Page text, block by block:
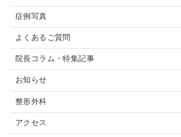
症例写真
よくあるご質問
院長コラム・特集記事
お知らせ
整形外科
アクセス